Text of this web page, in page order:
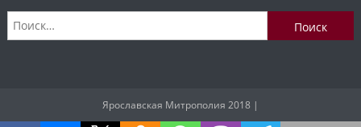
Найти:
Ярославская Митрополия 2018 |